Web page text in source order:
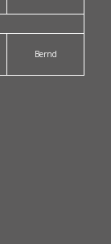
Bernd